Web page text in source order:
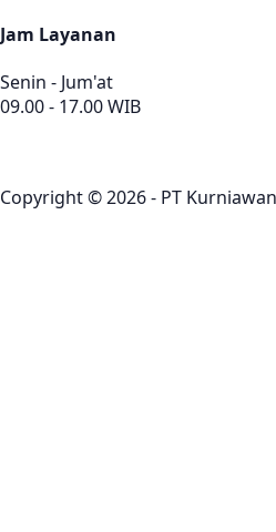
Jam Layanan
Senin - Jum'at
09.00 - 17.00 WIB
Copyright © 2026 - PT